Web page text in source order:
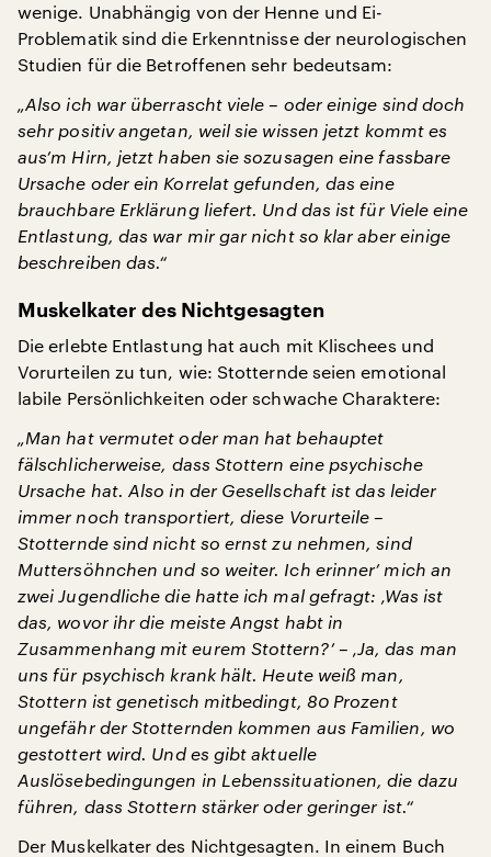
wenige. Unabhängig von der Henne und Ei-
Problematik sind die Erkenntnisse der neurologischen
Studien für die Betroffenen sehr bedeutsam:
„Also ich war überrascht viele – oder einige sind doch
sehr positiv angetan, weil sie wissen jetzt kommt es
aus’m Hirn, jetzt haben sie sozusagen eine fassbare
Ursache oder ein Korrelat gefunden, das eine
brauchbare Erklärung liefert. Und das ist für Viele eine
Entlastung, das war mir gar nicht so klar aber einige
beschreiben das.“
Muskelkater des Nichtgesagten
Die erlebte Entlastung hat auch mit Klischees und
Vorurteilen zu tun, wie: Stotternde seien emotional
labile Persönlichkeiten oder schwache Charaktere:
„Man hat vermutet oder man hat behauptet
fälschlicherweise, dass Stottern eine psychische
Ursache hat. Also in der Gesellschaft ist das leider
immer noch transportiert, diese Vorurteile –
Stotternde sind nicht so ernst zu nehmen, sind
Muttersöhnchen und so weiter. Ich erinner’ mich an
zwei Jugendliche die hatte ich mal gefragt: ‚Was ist
das, wovor ihr die meiste Angst habt in
Zusammenhang mit eurem Stottern?’ – ‚Ja, das man
uns für psychisch krank hält. Heute weiß man,
Stottern ist genetisch mitbedingt, 80 Prozent
ungefähr der Stotternden kommen aus Familien, wo
gestottert wird. Und es gibt aktuelle
Auslösebedingungen in Lebenssituationen, die dazu
führen, dass Stottern stärker oder geringer ist.“
Der Muskelkater des Nichtgesagten. In einem Buch